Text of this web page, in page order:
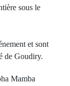
sous le
et sont
de Goudiry.
Mamba